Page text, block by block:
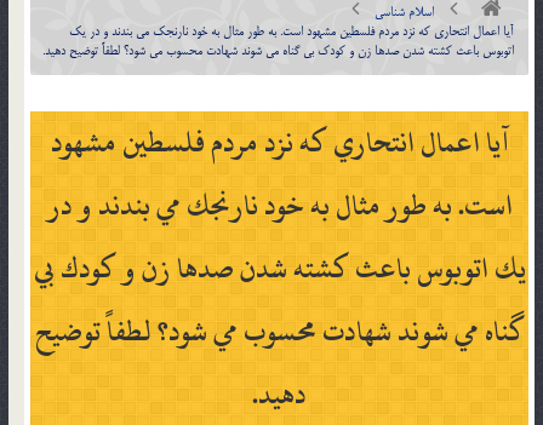
اسلام شناسی
آيا اعمال انتحاري كه نزد مردم فلسطين مشهود است. به طور مثال به خود نارنجك مي بندند و در يك
اتوبوس باعث كشته شدن صدها زن و كودك بي گناه مي شوند شهادت محسوب مي شود؟ لطفاً توضيح دهيد.
آيا اعمال انتحاري كه نزد مردم فلسطين مشهود
است. به طور مثال به خود نارنجك مي بندند و در
يك اتوبوس باعث كشته شدن صدها زن و كودك بي
گناه مي شوند شهادت محسوب مي شود؟ لطفاً توضيح
دهيد.